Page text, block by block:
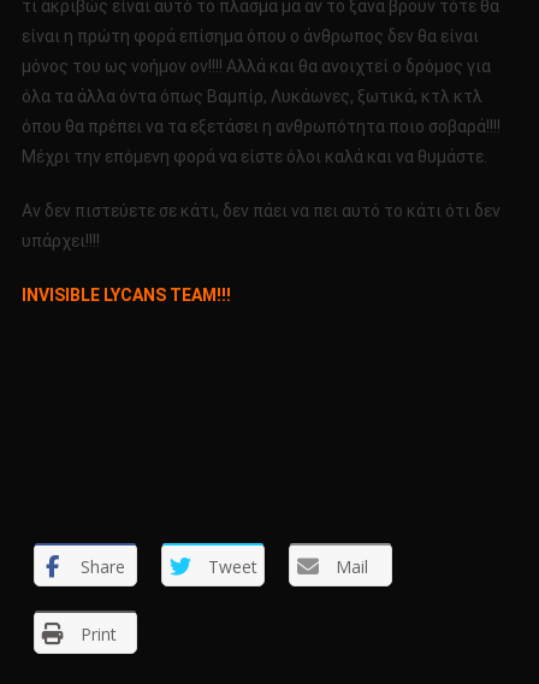
τι ακριβώς είναι αυτό το πλάσμα μα αν το ξανά βρουν τότε θα
είναι η πρώτη φορά επίσημα όπου ο άνθρωπος δεν θα είναι
μόνος του ως νοήμον ον!!!! Αλλά και θα ανοιχτεί ο δρόμος για
όλα τα άλλα όντα όπως Βαμπίρ, Λυκάωνες, ξωτικά, κτλ κτλ
όπου θα πρέπει να τα εξετάσει η ανθρωπότητα ποιο σοβαρά!!!!
Μέχρι την επόμενη φορά να είστε όλοι καλά και να θυμάστε.
Αν δεν πιστεύετε σε κάτι, δεν πάει να πει αυτό το κάτι ότι δεν
υπάρχει!!!!
INVISIBLE LYCANS TEAM!!!
Share Tweet Mail
Print